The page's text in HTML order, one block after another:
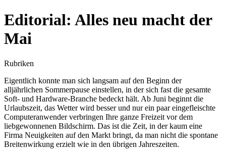
Editorial: Alles neu macht der
Mai
Rubriken
Eigentlich konnte man sich langsam auf den Beginn der
alljährlichen Sommerpause einstellen, in der sich fast die gesamte
Soft- und Hardware-Branche bedeckt hält. Ab Juni beginnt die
Urlaubszeit, das Wetter wird besser und nur ein paar eingefleischte
Computeranwender verbringen Ihre ganze Freizeit vor dem
liebgewonnenen Bildschirm. Das ist die Zeit, in der kaum eine
Firma Neuigkeiten auf den Markt bringt, da man nicht die spontane
Breitenwirkung erzielt wie in den übrigen Jahreszeiten.